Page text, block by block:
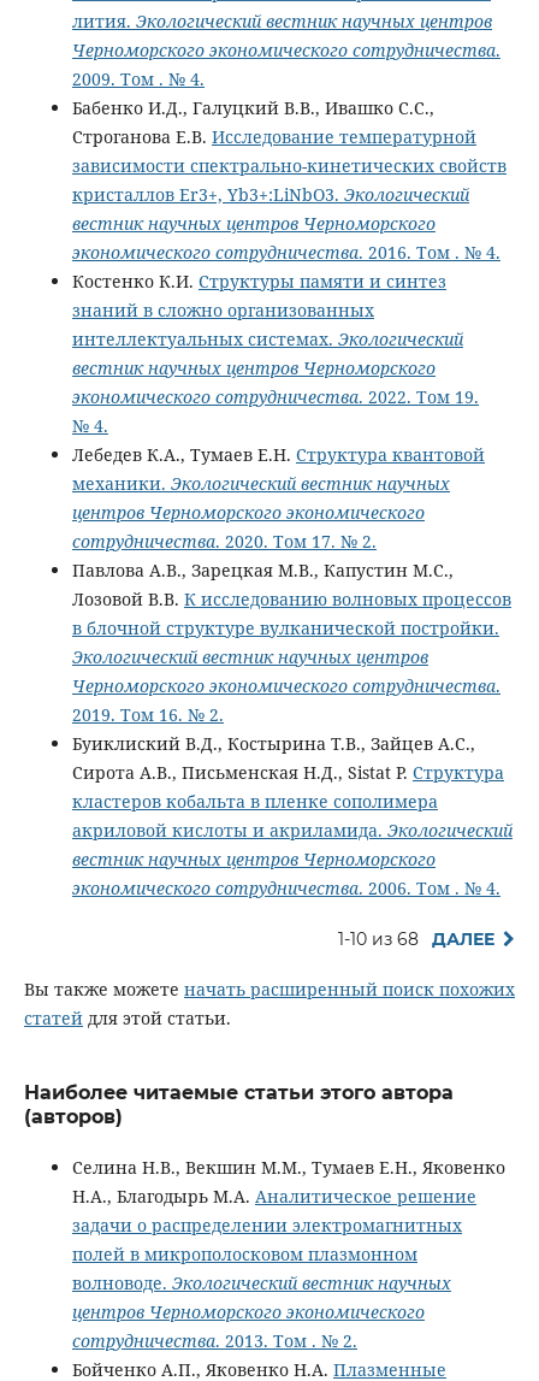
лития. Экологический вестник научных центров
Черноморского экономического сотрудничества.
2009. Том . № 4.
Бабенко И.Д., Галуцкий В.В., Ивашко С.С.,
Строганова Е.В. Исследование температурной
зависимости спектрально-кинетических свойств
кристаллов Er3+, Yb3+:LiNbO3. Экологический
вестник научных центров Черноморского
экономического сотрудничества. 2016. Том . № 4.
Костенко К.И. Структуры памяти и синтез
знаний в сложно организованных
интеллектуальных системах. Экологический
вестник научных центров Черноморского
экономического сотрудничества. 2022. Том 19.
№ 4.
Лебедев К.А., Тумаев Е.Н. Структура квантовой
механики. Экологический вестник научных
центров Черноморского экономического
сотрудничества. 2020. Том 17. № 2.
Павлова А.В., Зарецкая М.В., Капустин М.С.,
Лозовой В.В. К исследованию волновых процессов
в блочной структуре вулканической постройки.
Экологический вестник научных центров
Черноморского экономического сотрудничества.
2019. Том 16. № 2.
Буиклиский В.Д., Костырина Т.В., Зайцев А.С.,
Сирота А.В., Письменская Н.Д., Sistat P. Структура
кластеров кобальта в пленке сополимера
акриловой кислоты и акриламида. Экологический
вестник научных центров Черноморского
экономического сотрудничества. 2006. Том . № 4.
1-10 из 68 ДАЛЕЕ
Вы также можете начать расширенный поиск похожих
статейдля этой статьи.
Наиболее читаемые статьи этого автора
(авторов)
Селина Н.В., Векшин М.М., Тумаев Е.Н., Яковенко
Н.А., Благодырь М.А. Аналитическое решение
задачи о распределении электромагнитных
полей в микрополосковом плазмонном
волноводе. Экологический вестник научных
центров Черноморского экономического
сотрудничества. 2013. Том . № 2.
Бойченко А.П., Яковенко Н.А. Плазменные